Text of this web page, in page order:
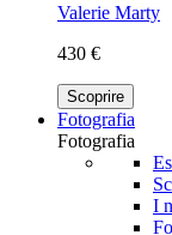
Valerie Marty
430 €
Scoprire
Fotografia
Fotografia
I